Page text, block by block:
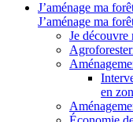
J’aménage ma
J’aménage ma
Je découvre
en